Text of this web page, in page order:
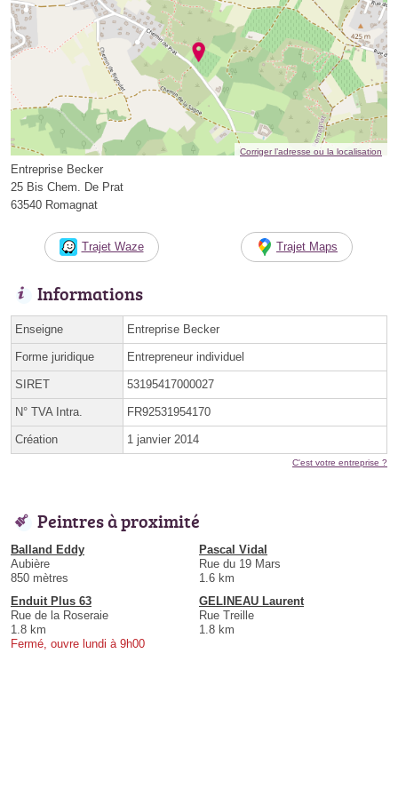
Corriger l’adresse ou la localisation
Entreprise Becker
25 Bis Chem. De Prat
63540 Romagnat
Trajet Waze Trajet Maps
Informations
Enseigne Entreprise Becker
Forme juridique Entrepreneur individuel
SIRET 53195417000027
N° TVA Intra. FR92531954170
Création 1 janvier 2014
C'est votre entreprise ?
Peintres à proximité
Balland Eddy
Aubière
850 mètres
Pascal Vidal
Rue du 19 Mars
1.6 km
Enduit Plus 63
Rue de la Roseraie
1.8 km
Fermé, ouvre lundi à 9h00
GELINEAU Laurent
Rue Treille
1.8 km